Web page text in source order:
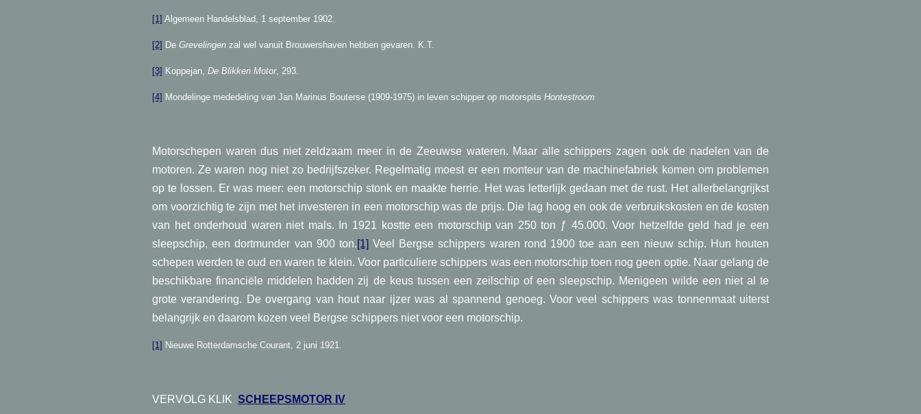
[1] Algemeen Handelsblad, 1 september 1902.
[2] De Grevelingen zal wel vanuit Brouwershaven hebben gevaren. K.T.
[3] Koppejan, De Blikken Motor, 293.
[4] Mondelinge mededeling van Jan Marinus Bouterse (1909-1975) in leven schipper op motorspits Hontestroom
Motorschepen waren dus niet zeldzaam meer in de Zeeuwse wateren. Maar alle schippers zagen ook de nadelen van de
motoren. Ze waren nog niet zo bedrijfszeker. Regelmatig moest er een monteur van de machinefabriek komen om problemen
op te lossen. Er was meer: een motorschip stonk en maakte herrie. Het was letterlijk gedaan met de rust. Het allerbelangrijkst
om voorzichtig te zijn met het investeren in een motorschip was de prijs. Die lag hoog en ook de verbruikskosten en de kosten
van het onderhoud waren niet mals. In 1921 kostte een motorschip van 250 ton ƒ 45.000. Voor hetzelfde geld had je een
sleepschip, een dortmunder van 900 ton.[1] Veel Bergse schippers waren rond 1900 toe aan een nieuw schip. Hun houten
schepen werden te oud en waren te klein. Voor particuliere schippers was een motorschip toen nog geen optie. Naar gelang de
beschikbare financiële middelen hadden zij de keus tussen een zeilschip of een sleepschip. Menigeen wilde een niet al te
grote verandering. De overgang van hout naar ijzer was al spannend genoeg. Voor veel schippers was tonnenmaat uiterst
belangrijk en daarom kozen veel Bergse schippers niet voor een motorschip.
[1] Nieuwe Rotterdamsche Courant, 2 juni 1921.
VERVOLG KLIK SCHEEPSMOTOR IV